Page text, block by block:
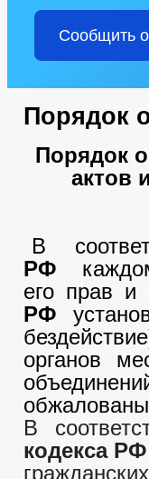
Сообщить
Порядок
Порядок
актов
В
РФ
его прав и
РФ
органов
В
кодекса РФ